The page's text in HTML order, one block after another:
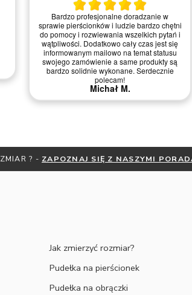
profesjonalne doradzanie w
pierścionków i ludzie bardzo chętni
i rozwiewania wszelkich pytań i
Dodatkowo cały czas jest się
mailowo na temat statusu
zamówienie a same produkty są
solidnie wykonane. Serdecznie
Nie
? - ZAPOZNAJ SIĘ Z NASZYMI
Jak zmierzyć rozmiar?
Pudełka na pierścionek
Pudełka na obrączki